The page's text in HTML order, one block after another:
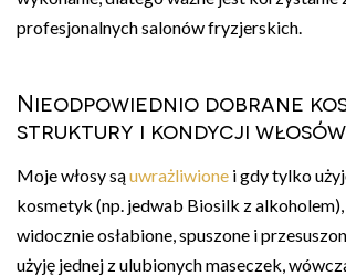
profesjonalnych salonów fryzjerskich.
Nieodpowiednio dobrane
struktury i kondycji włosów
Moje włosy sąuwrażliwione i gdy tylko
kosmetyk (np. jedwab Biosilk z alkoholem),
widocznie osłabione, spuszone i
użyję jednej z ulubionych maseczek,